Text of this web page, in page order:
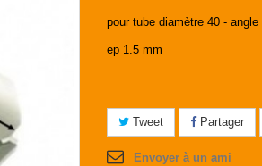
pour tube diamètre 40 - angle
ep 1.5 mm
Tweet Partager
Envoyer à un ami